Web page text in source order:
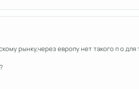
рынку,через европу нет такого п о для